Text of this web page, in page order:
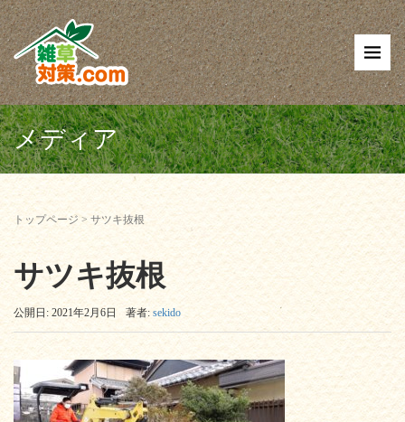
メディア
トップページ> サツキ抜根
サツキ抜根
公開日: 2021年2月6日 著者: sekido